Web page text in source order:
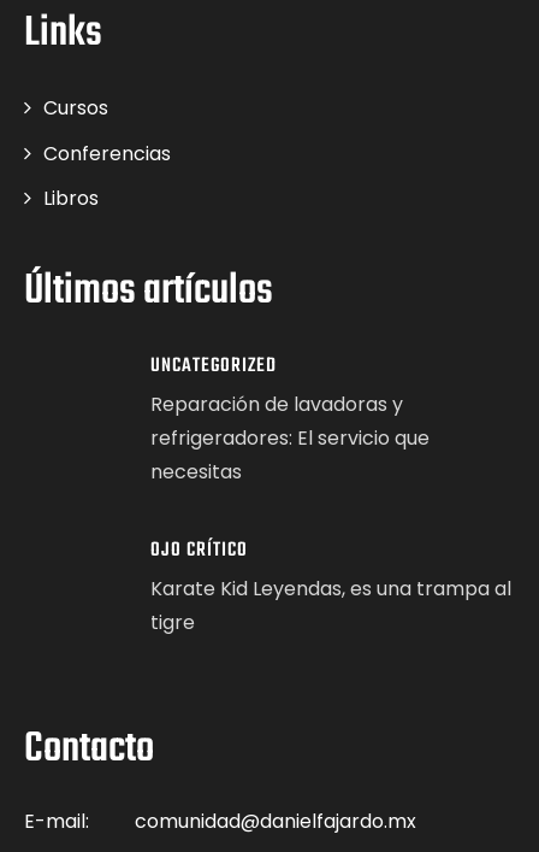
Links
Cursos
Conferencias
Libros
Últimos artículos
UNCATEGORIZED
Reparación de lavadoras y
refrigeradores: El servicio que
necesitas
OJO CRÍTICO
Karate Kid Leyendas, es una trampa al
tigre
Contacto
E-mail: comunidad@danielfajardo.mx